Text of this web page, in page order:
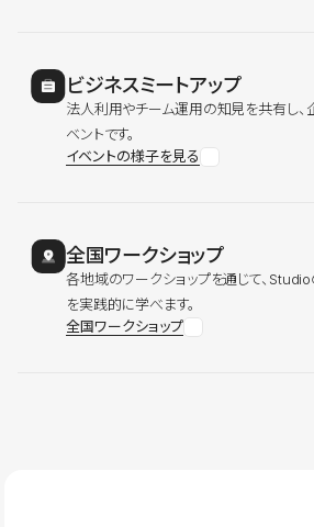
ビジネスミートアップ
法人利用やチーム運用の知見を共有し
ベントです。
イベントの様子を見る
全国ワークショップ
各地域のワークショップを通じて、
を実践的に学べます。
全国ワークショップ